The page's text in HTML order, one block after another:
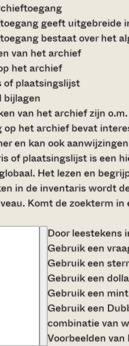
geeft uitgebreide
bestaat over het
van het archief
het archief
of plaatsingslijst
bijlagen
van het archief zijn
op het archief bevat
en kan ook
of plaatsingslijst is een
Het lezen en
in de inventaris wordt
Komt de zoekterm
Door leestekens
Gebruik een
Gebruik een
Gebruik een
Gebruik een
Gebruik een
combinatie van
Voorbeelden